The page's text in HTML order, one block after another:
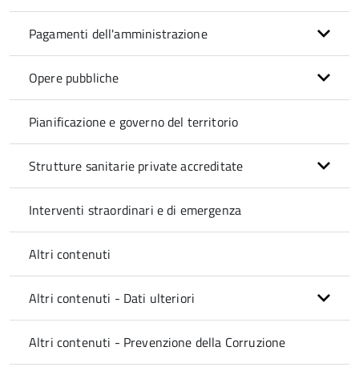
Pagamenti dell'amministrazione
Opere pubbliche
Pianificazione e governo del territorio
Strutture sanitarie private accreditate
Interventi straordinari e di emergenza
Altri contenuti
Altri contenuti - Dati ulteriori
Altri contenuti - Prevenzione della Corruzione